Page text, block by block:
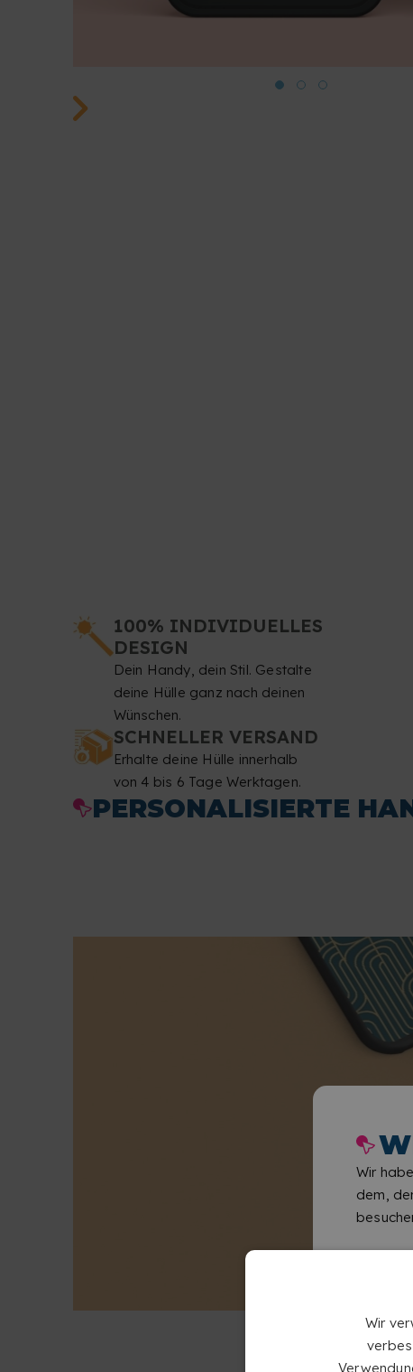
Wir
dem,
100% INDIVIDUELLES
DESIGN
Dein Handy, dein Stil. Gestalte
deine Hülle ganz nach deinen
Wünschen.
SCHNELLER VERSAND
Erhalte deine Hülle innerhalb
von 4 bis 6 Tage Werktagen.
PERSONALISIERTE
Wir